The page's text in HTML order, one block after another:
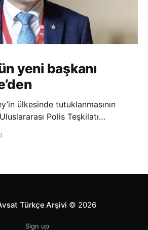
yeni başkanı
ülkesinde tutuklanmasının
Polis Teşkilatı
Türkçe Arşivi © 2026
Sign up